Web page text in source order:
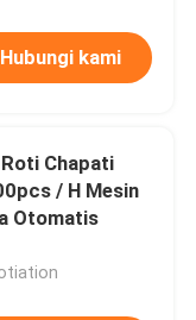
Hubungi kami
Chapati
/ H Mesin
Otomatis